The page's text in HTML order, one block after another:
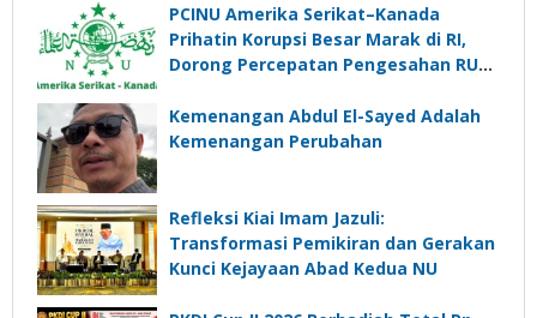
PCINU Amerika Serikat–Kanada
Prihatin Korupsi Besar Marak di RI,
Dorong Percepatan Pengesahan RUU
Kemenangan Abdul El-Sayed Adalah
Kemenangan Perubahan
Refleksi Kiai Imam Jazuli:
Transformasi Pemikiran dan Gerakan
Kunci Kejayaan Abad Kedua NU